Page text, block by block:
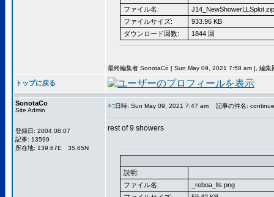
ファイル名:
J14_NewShowerLLSplot.zip
ファイルサイズ:
933.96 KB
ダウンロード回数:
1844 回
最終編集者 SonotaCo [ Sun May 09, 2021 7:58 am ], 編集
トップに戻る
SonotaCo
Site Admin
登録日: 2004.08.07
記事: 13599
所在地: 139.67E 35.65N
日時: Sun May 09, 2021 7:47 am 記事の件名:
rest of 9 showers
説明:
ファイル名:
_reboa_lls.png